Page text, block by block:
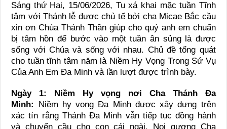
Sáng thứ Hai, 15/06/2026, Tu xá khai mặc tuần Tĩnh
tâm với Thánh lễ được chủ tế bởi cha Micae Bắc cầu
xin ơn Chúa Thánh Thần giúp cho quý anh em chuẩn
bị tâm hồn để bước vào một tuần ân sủng là được
sống với Chúa và sống với nhau. Chủ đề tổng quát
cho tuần tĩnh tâm năm là Niềm Hy Vọng Trong Sứ Vụ
Của Anh Em Đa Minh và lần lượt được trình bày.
Ngày 1: Niềm Hy vọng nơi Cha Thánh Đa
Minh: Niềm hy vọng Đa Minh được xây dựng trên
xác tín rằng Thánh Đa Minh vẫn tiếp tục đồng hành
và chuyển cầu cho con cái ngài. Noi gương Cha